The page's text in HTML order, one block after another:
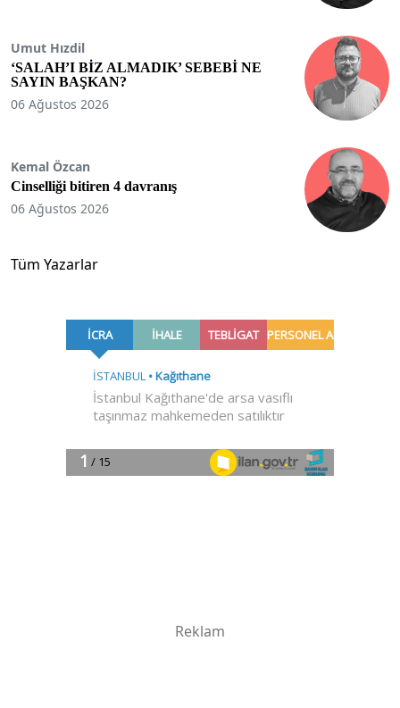
Umut Hızdil
‘SALAH’I BİZ ALMADIK’ SEBEBİ NE
SAYIN BAŞKAN?
06 Ağustos 2026
Kemal Özcan
Cinselliği bitiren 4 davranış
06 Ağustos 2026
Tüm Yazarlar